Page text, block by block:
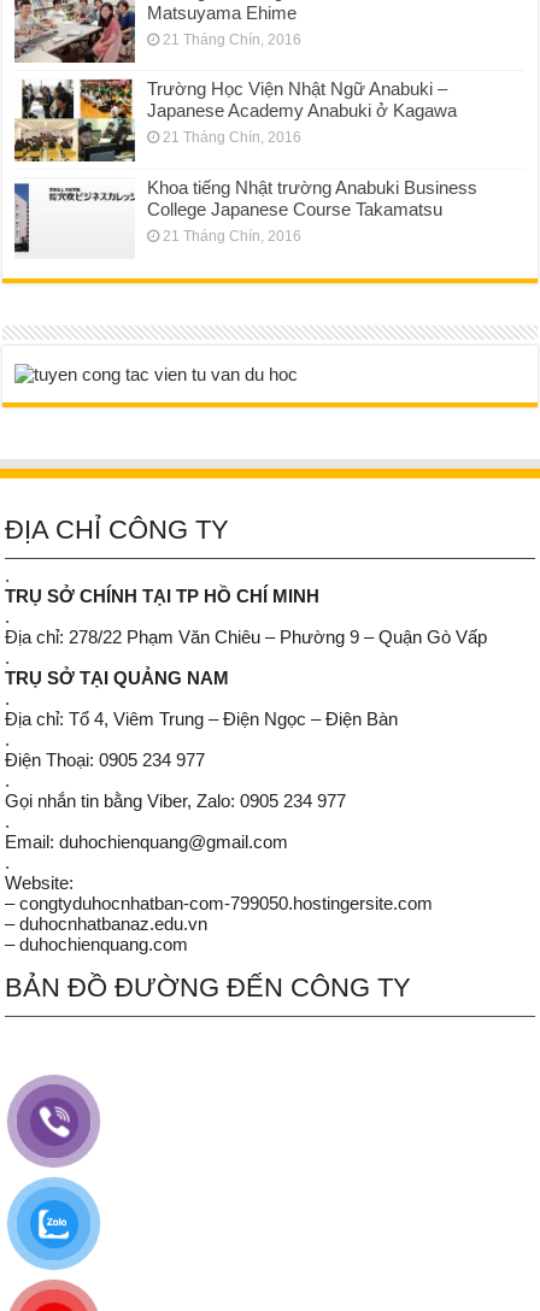
Matsuyama Ehime
21 Tháng Chín, 2016
Trường Học Viện Nhật Ngữ Anabuki –
Japanese Academy Anabuki ở Kagawa
21 Tháng Chín, 2016
Khoa tiếng Nhật trường Anabuki Business
College Japanese Course Takamatsu
21 Tháng Chín, 2016
ĐỊA CHỈ CÔNG TY
.
TRỤ SỞ CHÍNH TẠI TP HỒ CHÍ MINH
.
Địa chỉ: 278/22 Phạm Văn Chiêu – Phường 9 – Quận Gò Vấp
.
TRỤ SỞ TẠI QUẢNG NAM
.
Địa chỉ: Tổ 4, Viêm Trung – Điện Ngọc – Điện Bàn
.
Điện Thoại: 0905 234 977
.
Gọi nhắn tin bằng Viber, Zalo: 0905 234 977
.
Email: duhochienquang@gmail.com
.
Website:
– congtyduhocnhatban-com-799050.hostingersite.com
– duhocnhatbanaz.edu.vn
– duhochienquang.com
BẢN ĐỒ ĐƯỜNG ĐẾN CÔNG TY